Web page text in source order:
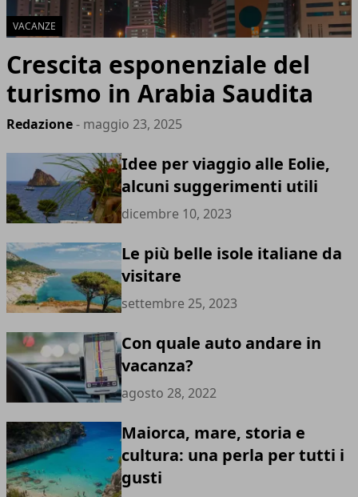
VACANZE
Crescita esponenziale del
turismo in Arabia Saudita
Redazione- maggio 23, 2025
Idee per viaggio alle Eolie,
alcuni suggerimenti utili
dicembre 10, 2023
Le più belle isole italiane da
visitare
settembre 25, 2023
Con quale auto andare in
vacanza?
agosto 28, 2022
Maiorca, mare, storia e
cultura: una perla per tutti i
gusti